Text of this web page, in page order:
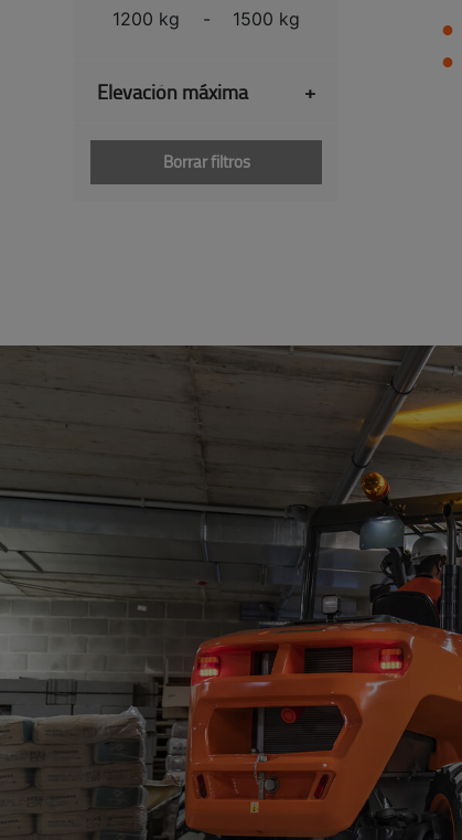
1200 kg - 1500 kg
Elevación máxima +
Borrar filtros